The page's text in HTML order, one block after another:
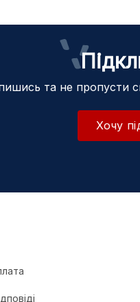
та не пропусти
Хочу